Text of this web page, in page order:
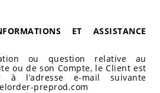
ET ASSISTANCE
ou question relative au
ou de son Compte, le Client est
à l’adresse e-mail suivante
preprod.com